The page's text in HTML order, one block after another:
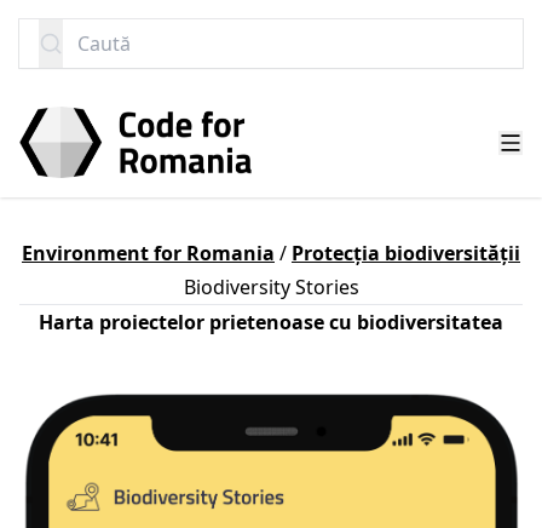
Caută
Environment for Romania / Protecția biodiversității
Biodiversity Stories
Harta proiectelor prietenoase cu biodiversitatea